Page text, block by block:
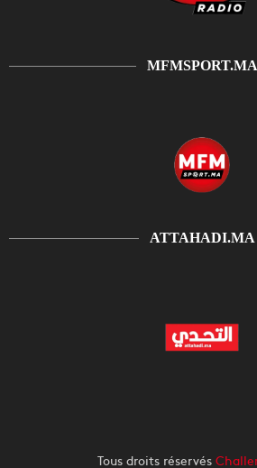
MFMSPORT.MA
ATTAHADI.MA
Tous droits réservés